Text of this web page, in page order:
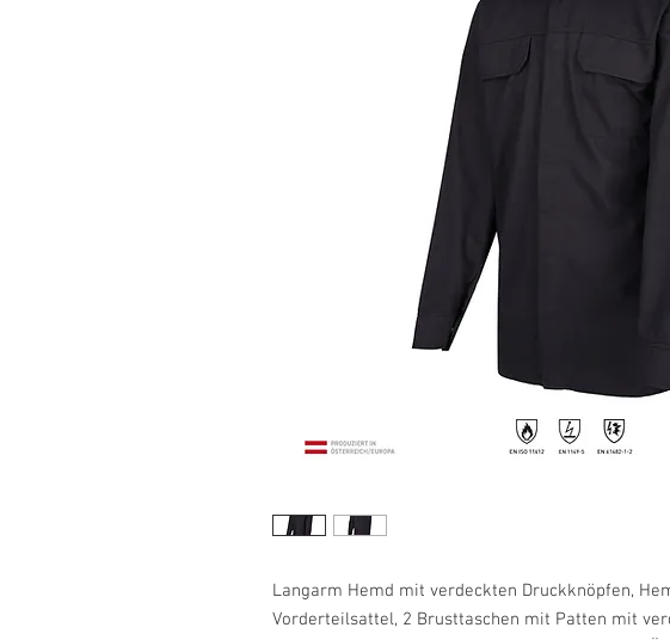
Langarm Hemd mit verdeckten Druckknöpfen,
Vorderteilsattel, 2 Brusttaschen mit Patten mit